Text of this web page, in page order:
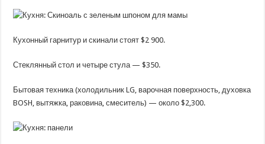
Кухонный гарнитур и скинали стоят $2 900.
Стеклянный стол и четыре стула — $350.
Бытовая техника (холодильник LG, варочная поверхность, духовка
BOSH, вытяжка, раковина, смеситель) — около $2,300.